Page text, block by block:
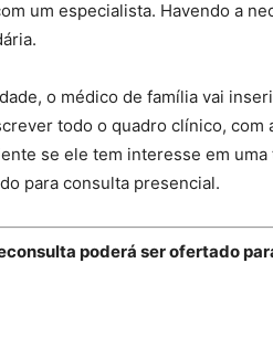
um especialista. Havendo a
o médico de família vai
todo o quadro clínico, com
se ele tem interesse em
para consulta presencial.
poderá ser ofertado